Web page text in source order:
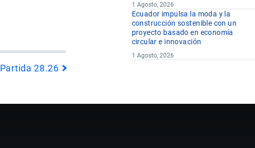
Partida 28.26
1 Agosto, 2026
Ecuador impulsa la moda y la
construcción sostenible con un
proyecto basado en economía
circular e innovación
1 Agosto, 2026